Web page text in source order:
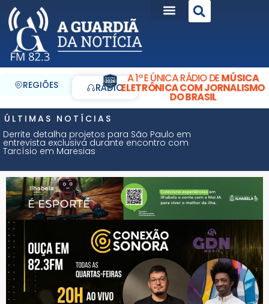
REGIÕES RÁDIO
A 1ª E ÚNICA RÁDIO DEMÚSICA
ELETRÔNICA COM JORNALISMO
DO BRASIL
ÚLTIMAS NOTÍCIAS
Derrite detalha projetos para São Paulo em
entrevista exclusiva durante encontro com
Tarcísio em Maresias